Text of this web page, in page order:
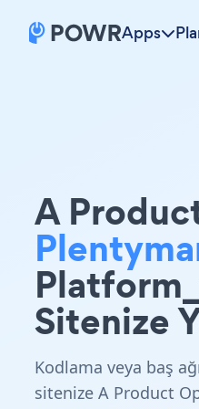
Apps
A
Sitenize
Kodlama veya baş
sitenize A Product